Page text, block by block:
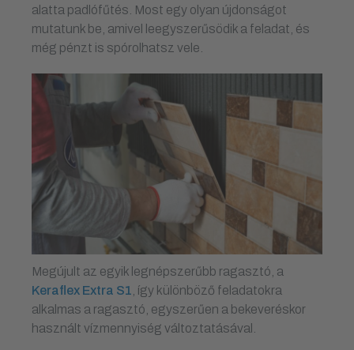
alatta padlófűtés. Most egy olyan újdonságot
mutatunk be, amivel leegyszerűsödik a feladat, és
még pénzt is spórolhatsz vele.
Megújult az egyik legnépszerűbb ragasztó, a
Keraflex Extra S1 , így különböző feladatokra
alkalmas a ragasztó, egyszerűen a bekeveréskor
használt vízmennyiség változtatásával.